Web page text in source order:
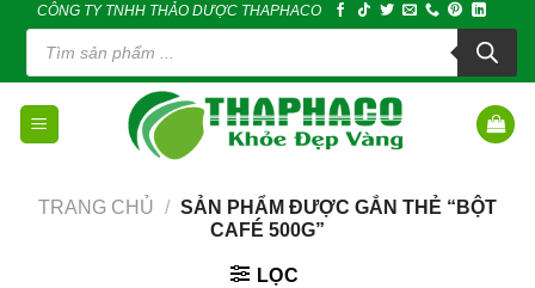
content
CÔNG TY TNHH THẢO DƯỢC THAPHACO
Tìm
kiếm
phẩm
TRANG CHỦ / SẢN PHẨM ĐƯỢC GẮN THẺ “BỘT
CAFÉ 500G”
LỌC